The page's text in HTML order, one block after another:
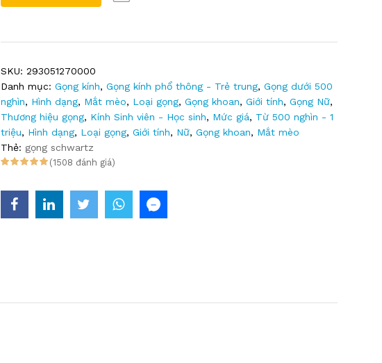
SKU: 293051270000
Danh mục: Gọng kính, Gọng kính phổ thông - Trẻ trung, Gọng dưới 500
nghìn, Hình dạng, Mắt mèo, Loại gọng, Gọng khoan, Giới tính, Gọng Nữ,
Thương hiệu gọng, Kính Sinh viên - Học sinh, Mức giá, Từ 500 nghìn - 1
triệu, Hình dạng, Loại gọng, Giới tính, Nữ, Gọng khoan, Mắt mèo
Thẻ: gọng schwartz
(1508 đánh giá)